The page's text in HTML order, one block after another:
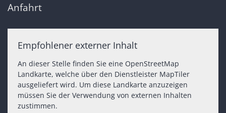
Anfahrt
Empfohlener externer Inhalt
An dieser Stelle finden Sie eine OpenStreetMap
Landkarte, welche über den Dienstleister MapTiler
ausgeliefert wird. Um diese Landkarte anzuzeigen
müssen Sie der Verwendung von externen Inhalten
zustimmen.